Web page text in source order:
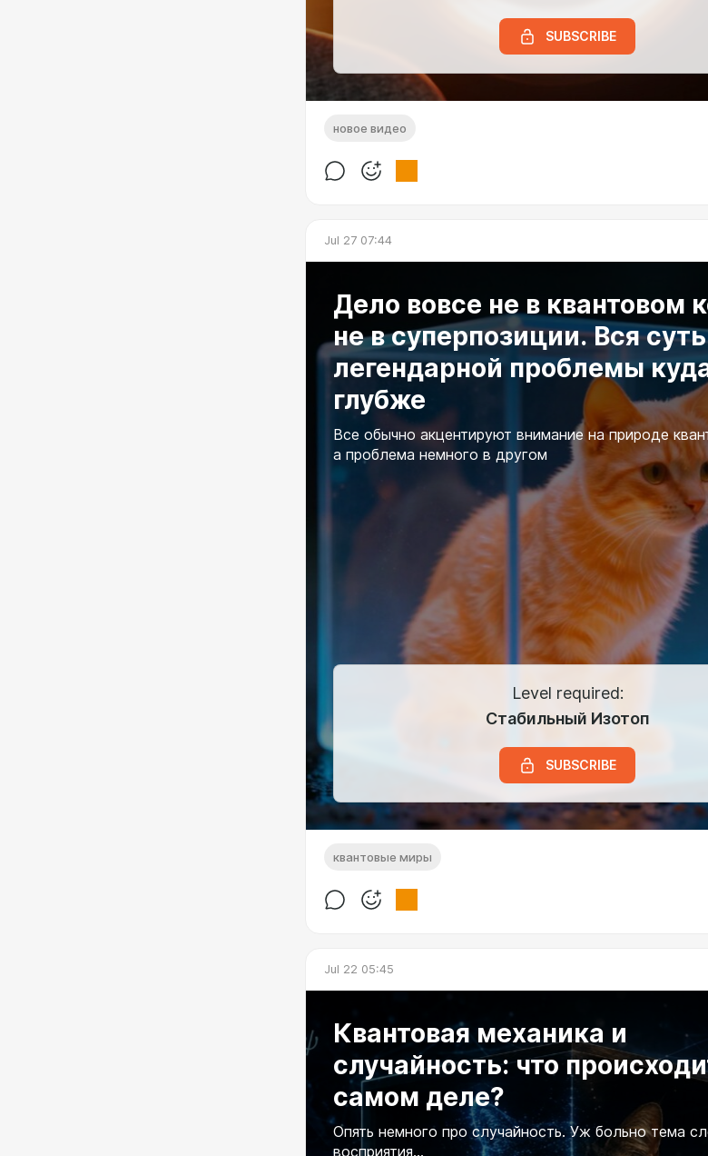
SUBSCRIBE
новое видео
Jul 27 07:44
Дело вовсе не в квантовом
не в суперпозиции. Вся суть
легендарной проблемы
глубже
Все обычно акцентируют внимание на природе
а проблема немного в другом
Level required:
Стабильный Изотоп
SUBSCRIBE
квантовые миры
Jul 22 05:45
Квантовая механика и
случайность: что
самом деле?
Опять немного про случайность. Уж больно тема
восприятия...